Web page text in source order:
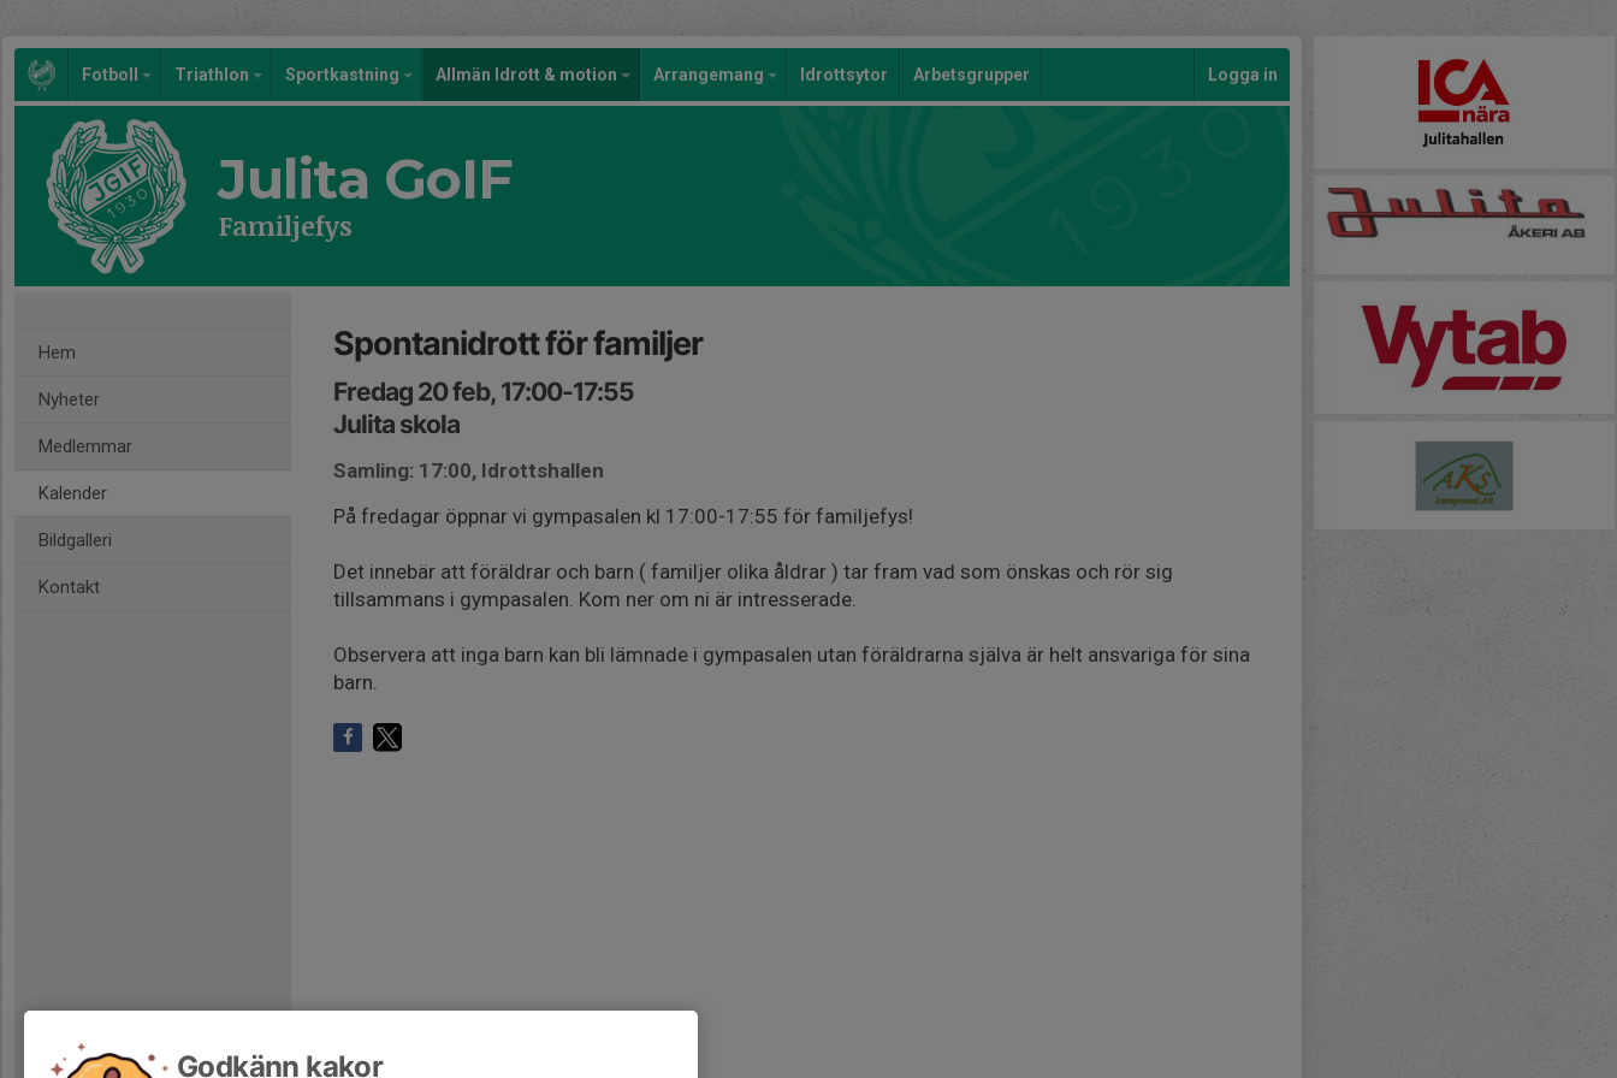
Fotboll Triathlon Sportkastning Allmän Idrott & motion Arrangemang Idrottsytor Arbetsgrupper Logga in
Julita GoIF
Familjefys
Hem
Nyheter
Medlemmar
Kalender
Bildgalleri
Kontakt
Spontanidrott för familjer
Fredag 20 feb, 17:00-17:55
Julita skola
Samling: 17:00, Idrottshallen
På fredagar öppnar vi gympasalen kl 17:00-17:55 för familjefys!
Det innebär att föräldrar och barn ( familjer olika åldrar ) tar fram vad som önskas och rör sig
tillsammans i gympasalen. Kom ner om ni är intresserade.
Observera att inga barn kan bli lämnade i gympasalen utan föräldrarna själva är helt ansvariga för sina
barn.
Godkänn kakor